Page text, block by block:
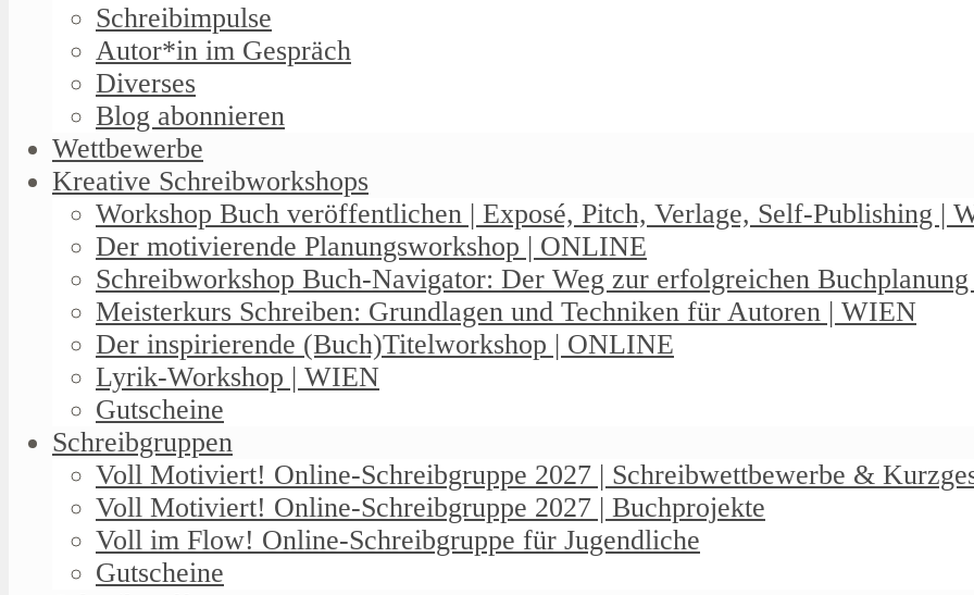
Schreibimpulse
Autor*in im Gespräch
Diverses
Blog abonnieren
Wettbewerbe
Kreative Schreibworkshops
Workshop Buch veröffentlichen | Exposé, Pitch, Verlage, Self-Publishing |
Der motivierende Planungsworkshop | ONLINE
Schreibworkshop Buch-Navigator: Der Weg zur erfolgreichen
Meisterkurs Schreiben: Grundlagen und Techniken für Autoren | WIEN
Der inspirierende (Buch)Titelworkshop | ONLINE
Lyrik-Workshop | WIEN
Gutscheine
Schreibgruppen
Voll Motiviert! Online-Schreibgruppe 2027 | Schreibwettbewerbe &
Voll Motiviert! Online-Schreibgruppe 2027 | Buchprojekte
Voll im Flow! Online-Schreibgruppe für Jugendliche
Gutscheine